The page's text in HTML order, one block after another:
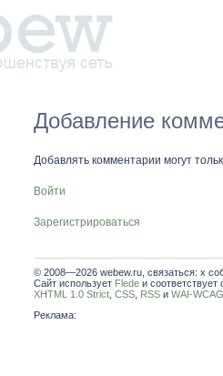
Добавление
Добавлять комментарии могут
Войти
Зарегистрироваться
© 2008—2026 webew.ru, связаться: x
Сайт использует Flede и соответствует
XHTML 1.0 Strict CSS RSS и WAI-
Реклама: